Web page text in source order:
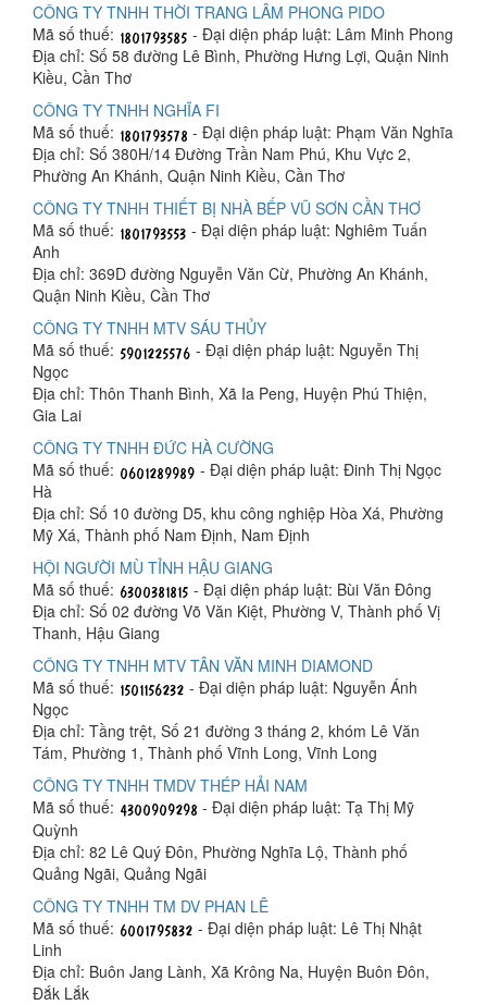
CÔNG TY TNHH THỜI TRANG LÂM PHONG PIDO
Mã số thuế:
- Đại diện pháp luật: Lâm Minh Phong
Địa chỉ: Số 58 đường Lê Bình, Phường Hưng Lợi, Quận Ninh
Kiều, Cần Thơ
CÔNG TY TNHH NGHĨA FI
Mã số thuế:
- Đại diện pháp luật: Phạm Văn Nghĩa
Địa chỉ: Số 380H/14 Đường Trần Nam Phú, Khu Vực 2,
Phường An Khánh, Quận Ninh Kiều, Cần Thơ
CÔNG TY TNHH THIẾT BỊ NHÀ BẾP VŨ SƠN CẦN THƠ
Mã số thuế:
- Đại diện pháp luật: Nghiêm Tuấn
Anh
Địa chỉ: 369D đường Nguyễn Văn Cừ, Phường An Khánh,
Quận Ninh Kiều, Cần Thơ
CÔNG TY TNHH MTV SÁU THỦY
Mã số thuế:
- Đại diện pháp luật: Nguyễn Thị
Ngọc
Địa chỉ: Thôn Thanh Bình, Xã Ia Peng, Huyện Phú Thiện,
Gia Lai
CÔNG TY TNHH ĐỨC HÀ CƯỜNG
Mã số thuế:
- Đại diện pháp luật: Đinh Thị Ngọc
Hà
Địa chỉ: Số 10 đường D5, khu công nghiệp Hòa Xá, Phường
Mỹ Xá, Thành phố Nam Định, Nam Định
HỘI NGƯỜI MÙ TỈNH HẬU GIANG
Mã số thuế:
- Đại diện pháp luật: Bùi Văn Đông
Địa chỉ: Số 02 đường Võ Văn Kiệt, Phường V, Thành phố Vị
Thanh, Hậu Giang
CÔNG TY TNHH MTV TÂN VĂN MINH DIAMOND
Mã số thuế:
- Đại diện pháp luật: Nguyễn Ánh
Ngọc
Địa chỉ: Tầng trệt, Số 21 đường 3 tháng 2, khóm Lê Văn
Tám, Phường 1, Thành phố Vĩnh Long, Vĩnh Long
CÔNG TY TNHH TMDV THÉP HẢI NAM
Mã số thuế:
- Đại diện pháp luật: Tạ Thị Mỹ
Quỳnh
Địa chỉ: 82 Lê Quý Đôn, Phường Nghĩa Lộ, Thành phố
Quảng Ngãi, Quảng Ngãi
CÔNG TY TNHH TM DV PHAN LÊ
Mã số thuế:
- Đại diện pháp luật: Lê Thị Nhật
Linh
Địa chỉ: Buôn Jang Lành, Xã Krông Na, Huyện Buôn Đôn,
Đắk Lắk